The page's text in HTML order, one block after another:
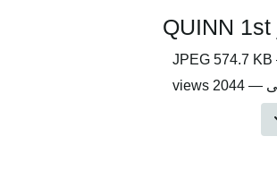
— 2044 views